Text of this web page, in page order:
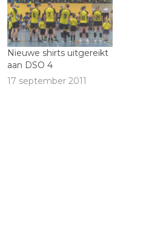
Nieuwe shirts uitgereikt
aan DSO 4
17 september 2011